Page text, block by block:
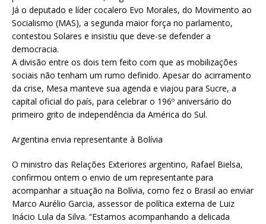
Já o deputado e líder cocalero Evo Morales, do Movimento ao
Socialismo (MAS), a segunda maior força no parlamento,
contestou Solares e insistiu que deve-se defender a
democracia.
A divisão entre os dois tem feito com que as mobilizações
sociais não tenham um rumo definido. Apesar do acirramento
da crise, Mesa manteve sua agenda e viajou para Sucre, a
capital oficial do país, para celebrar o 196º aniversário do
primeiro grito de independência da América do Sul.
Argentina envia representante à Bolívia
O ministro das Relações Exteriores argentino, Rafael Bielsa,
confirmou ontem o envio de um representante para
acompanhar a situação na Bolívia, como fez o Brasil ao enviar
Marco Aurélio Garcia, assessor de política externa de Luiz
Inácio Lula da Silva. “Estamos acompanhando a delicada